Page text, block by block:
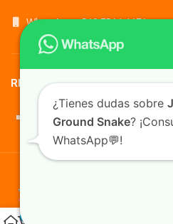
WhatsApp: +569 7564 4676
REDES SOCIALES
¿Tienes dudas sobre
Ground Snake?
WhatsApp💬!